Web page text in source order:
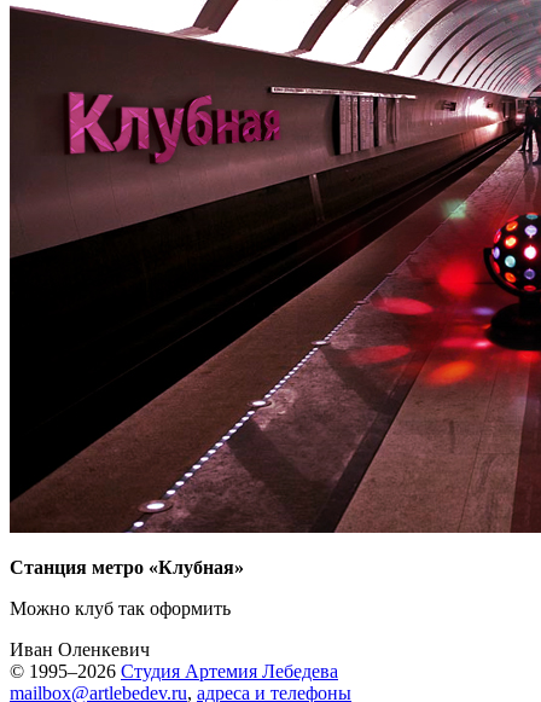
Станция метро «Клубная»
Можно клуб так оформить
Иван Оленкевич
© 1995–2026 Студия Артемия Лебедева
mailbox@artlebedev.ru, адреса и телефоны